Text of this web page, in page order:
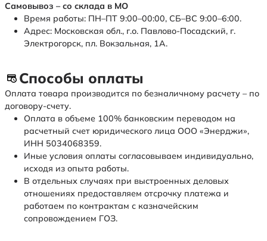
Самовывоз – со склада в МО
Время работы: ПН–ПТ 9:00–00:00, СБ–ВС 9:00–6:00.
Адрес: Московская обл., г.о. Павлово-Посадский, г.
Электрогорск, пл. Вокзальная, 1А.
Способы оплаты
Оплата товара производится по безналичному расчету – по
договору-счету.
Оплата в объеме 100% банковским переводом на
расчетный счет юридического лица ООО «Энерджи»,
ИНН 5034068359.
Иные условия оплаты согласовываем индивидуально,
исходя из опыта работы.
В отдельных случаях при выстроенных деловых
отношениях предоставляем отсрочку платежа и
работаем по контрактам с казначейским
сопровождением ГОЗ.